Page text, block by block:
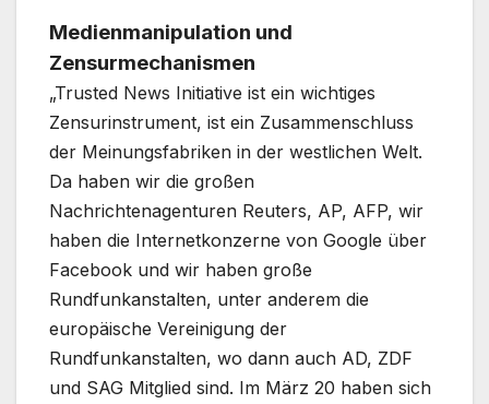
Medienmanipulation und
Zensurmechanismen
„Trusted News Initiative ist ein wichtiges
Zensurinstrument, ist ein Zusammenschluss
der Meinungsfabriken in der westlichen Welt.
Da haben wir die großen
Nachrichtenagenturen Reuters, AP, AFP, wir
haben die Internetkonzerne von Google über
Facebook und wir haben große
Rundfunkanstalten, unter anderem die
europäische Vereinigung der
Rundfunkanstalten, wo dann auch AD, ZDF
und SAG Mitglied sind. Im März 20 haben sich